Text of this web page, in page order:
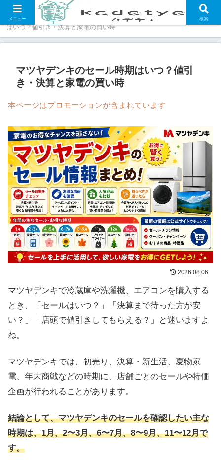
福袋・セール情報
マツヤデンキのセール時期
はいつ？値引き・決算と家電の買い時
マツヤデンキのセール時期はいつ？値引
き・決算と家電の買い時
本ページはプロモーションが含まれています
2026.08.06
マツヤデンキで冷蔵庫や洗濯機、エアコンを購入する
とき、「セールはいつ？」「決算まで待った方が安
い？」「店頭で値引きしてもらえる？」と迷いますよ
ね。
マツヤデンキでは、初売り、決算・新生活、夏物家
電、年末商戦などの時期に、店舗ごとのセールや特価
企画が行われることがあります。
結論として、マツヤデンキのセールを確認したい主な
時期は、1月、2〜3月、6〜7月、8〜9月、11〜12月で
す。
メニュー 検索